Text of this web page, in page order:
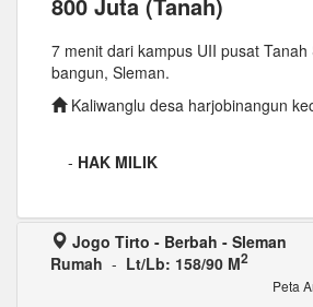
7 menit dari kampus UII pusat Tanah
bangun, Sleman.
Kaliwanglu desa harjobinangun
- HAK MILIK
Jogo Tirto - Berbah - Sleman
Rumah - Lt/Lb: 158/90 M2
Peta